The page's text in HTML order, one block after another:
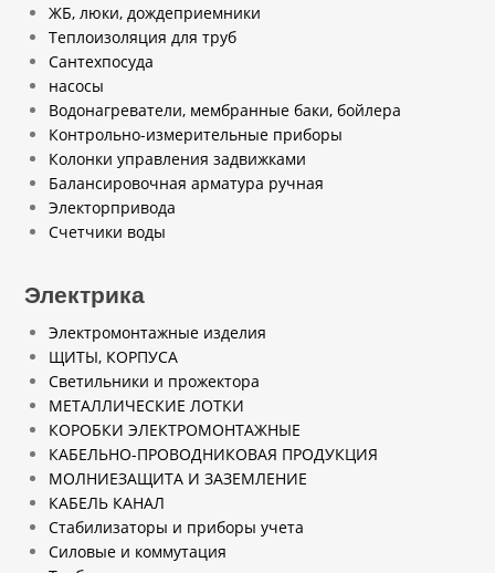
ЖБ, люки, дождеприемники
Теплоизоляция для труб
Сантехпосуда
насосы
Водонагреватели, мембранные баки, бойлера
Контрольно-измерительные приборы
Колонки управления задвижками
Балансировочная арматура ручная
Электорпривода
Счетчики воды
Электрика
Электромонтажные изделия
ЩИТЫ, КОРПУСА
Светильники и прожектора
МЕТАЛЛИЧЕСКИЕ ЛОТКИ
КОРОБКИ ЭЛЕКТРОМОНТАЖНЫЕ
КАБЕЛЬНО-ПРОВОДНИКОВАЯ ПРОДУКЦИЯ
МОЛНИЕЗАЩИТА И ЗАЗЕМЛЕНИЕ
КАБЕЛЬ КАНАЛ
Стабилизаторы и приборы учета
Силовые и коммутация